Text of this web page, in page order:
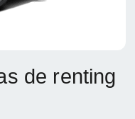
de renting